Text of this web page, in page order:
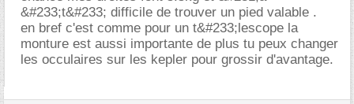
&#233;t&#233; difficile de trouver un pied valable .
en bref c'est comme pour un t&#233;lescope la
monture est aussi importante de plus tu peux changer
les occulaires sur les kepler pour grossir d'avantage.